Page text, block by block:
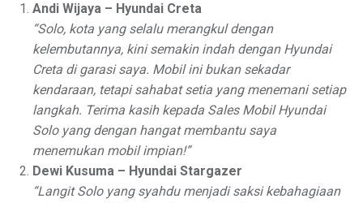
Andi Wijaya – Hyundai Creta
“Solo, kota yang selalu merangkul dengan
kelembutannya, kini semakin indah dengan Hyundai
Creta di garasi saya. Mobil ini bukan sekadar
kendaraan, tetapi sahabat setia yang menemani setiap
langkah. Terima kasih kepada Sales Mobil Hyundai
Solo yang dengan hangat membantu saya
menemukan mobil impian!”
Dewi Kusuma – Hyundai Stargazer
“Langit Solo yang syahdu menjadi saksi kebahagiaan